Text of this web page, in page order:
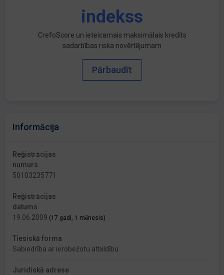
indekss
CrefoScore un ieteicamais maksimālais kredīts
sadarbības riska novērtējumam
Pārbaudīt
Informācija
Reģistrācijas
numurs
50103235771
Reģistrācijas
datums
19.06.2009 (17 gadi, 1 mēnesis)
Tiesiskā forma
Sabiedrība ar ierobežotu atbildību
Juridiskā adrese